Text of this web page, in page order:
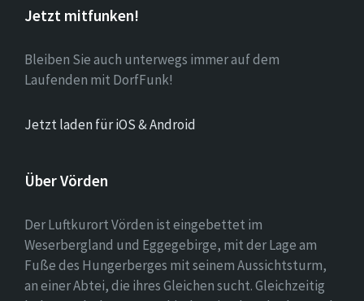
Jetzt mitfunken!
Bleiben Sie auch unterwegs immer auf dem
Laufenden mit DorfFunk!
Jetzt laden für iOS & Android
Über Vörden
Der Luftkurort Vörden ist eingebettet im
Weserbergland und Eggegebirge, mit der Lage am
Fuße des Hungerberges mit seinem Aussichtsturm,
an einer Abtei, die ihres Gleichen sucht. Gleichzeitig